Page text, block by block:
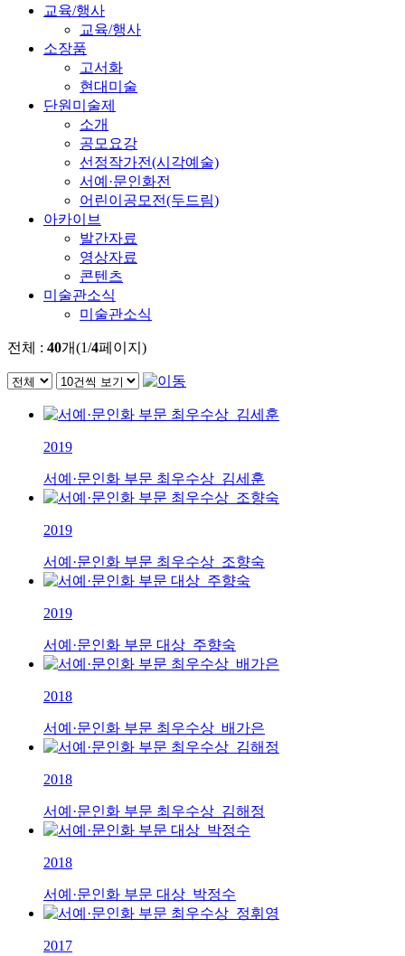
교육/행사
교육/행사
소장품
고서화
현대미술
단원미술제
소개
공모요강
선정작가전(시각예술)
서예·문인화전
어린이공모전(두드림)
아카이브
발간자료
영상자료
콘텐츠
미술관소식
미술관소식
전체 : 40개(1/4페이지)
2019
서예·문인화 부문 최우수상_김세훈
2019
서예·문인화 부문 최우수상_조향숙
2019
서예·문인화 부문 대상_주향숙
2018
서예·문인화 부문 최우수상_배가은
2018
서예·문인화 부문 최우수상_김해정
2018
서예·문인화 부문 대상_박정수
2017